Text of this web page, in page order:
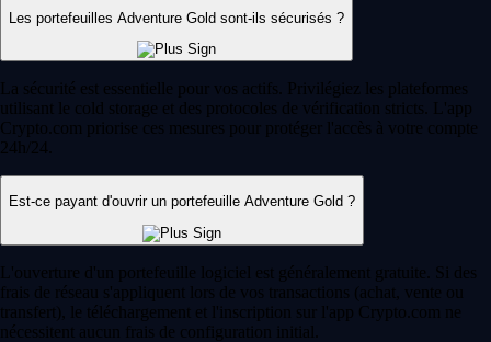
Les portefeuilles Adventure Gold sont-ils sécurisés ?
La sécurité est essentielle pour vos actifs. Privilégiez les plateformes
utilisant le cold storage et des protocoles de vérification stricts. L'app
Crypto.com priorise ces mesures pour protéger l'accès à votre compte
24h/24.
Est-ce payant d'ouvrir un portefeuille Adventure Gold ?
L'ouverture d'un portefeuille logiciel est généralement gratuite. Si des
frais de réseau s'appliquent lors de vos transactions (achat, vente ou
transfert), le téléchargement et l'inscription sur l'app Crypto.com ne
nécessitent aucun frais de configuration initial.